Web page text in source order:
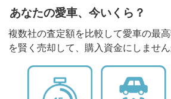
あなたの愛車、今いくら？
複数社の査定額を比較して愛車の最
を賢く売却して、購入資金にしません